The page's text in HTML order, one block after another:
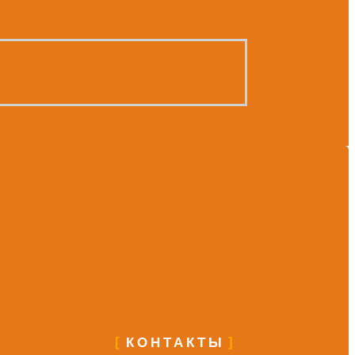
КОНТАКТЫ